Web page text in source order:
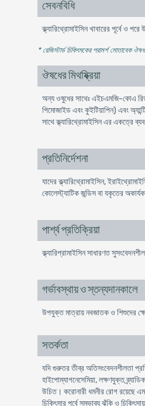
সেবনবিধি
ক্ল্যারিথ্রোমাইসিন খাবারের পূর্বে ও
* রেজিস্টার্ড চিকিৎসকের পরামর্শ মোতাবেক
ঔষধের মিথষ্ক্রিয়া
অন্য ওষুধের সাথেঃ এইচএমজি-কোএ
পিমোজাইড এবং কুইটিয়াপিন) এবং
সাথে ক্ল্যারিথ্রোমাইসিন এর একত্রে
প্রতিনির্দেশনা
যাদের ক্ল্যারিথ্রোমাইসিন,
কোলেস্ট্যাটিক জন্ডিস বা যকৃতের
পার্শ্ব প্রতিক্রিয়া
ক্ল্যারিপ্রামাইসিন সাধারণত
গর্ভাবস্থায় ও স্তন্যদানকালে
উপযুক্ত মাত্রায় নবজাতক ও শিশুদের
সতর্কতা
যদি গুরুতর তীব্র অতিসংবেদনশীলতা
হাইপোম্যাগনেসেমিয়া, লক্ষণযুক্ত
উচিত। করোনারী ধমনীর রোগ রয়েছে
চিকিৎসার পূর্বে সম্ভাব্য ঝুঁকি ও